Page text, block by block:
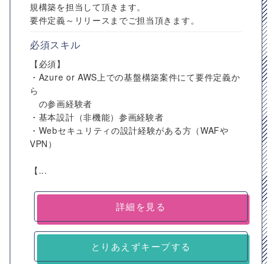
規構築を担当して頂きます。
要件定義～リリースまでご担当頂きます。
必須スキル
【必須】
・Azure or AWS上での基盤構築案件にて要件定義か
ら
の参画経験者
・基本設計（非機能）参画経験者
・Webセキュリティの設計経験がある方（WAFや
VPN）
【...
詳細を見る
とりあえずキープする